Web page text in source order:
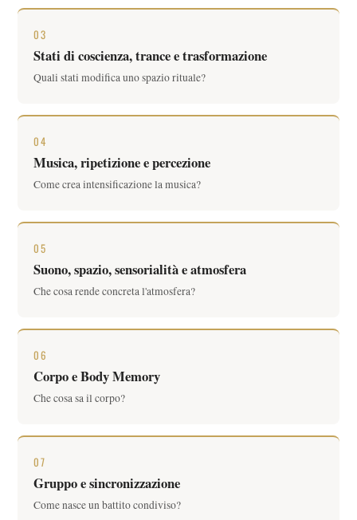
03
Stati di coscienza, trance e trasformazione
Quali stati modifica uno spazio rituale?
04
Musica, ripetizione e percezione
Come crea intensificazione la musica?
05
Suono, spazio, sensorialità e atmosfera
Che cosa rende concreta l'atmosfera?
06
Corpo e Body Memory
Che cosa sa il corpo?
07
Gruppo e sincronizzazione
Come nasce un battito condiviso?